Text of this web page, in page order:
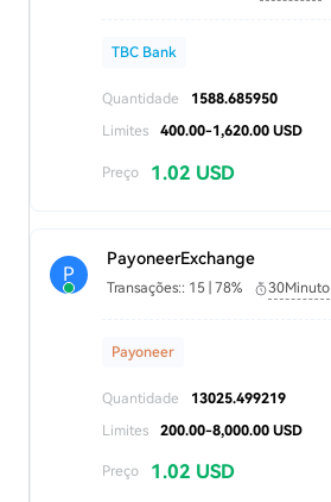
TBC Bank
Quantidade
1588.685950
Limites
400.00-1,620.00 USD
Preço 1.02 USD
P
PayoneerExchange
Transações:: 15 | 78% 30Minuto
Payoneer
Quantidade
13025.499219
Limites
200.00-8,000.00 USD
Preço 1.02 USD